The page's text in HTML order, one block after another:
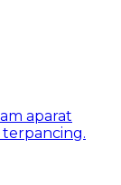
aparat
terpancing.